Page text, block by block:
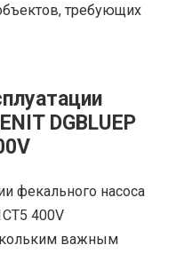
требующих
DGBLUEP
фекального насоса
400V
важным